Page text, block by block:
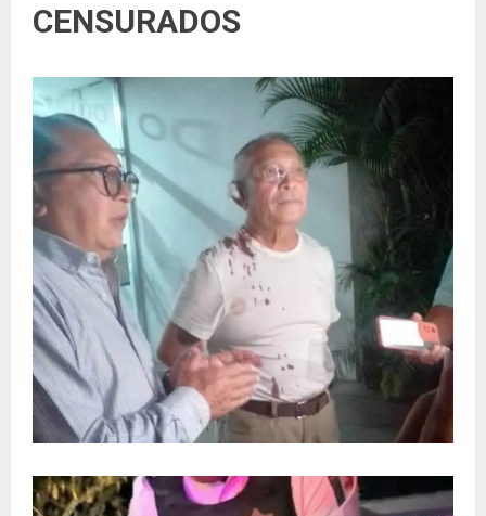
CENSURADOS